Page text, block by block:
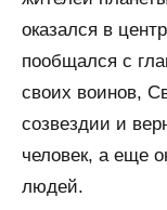
оказался в
пообщался с
своих воинов,
созвездии и
человек, а еще
людей.